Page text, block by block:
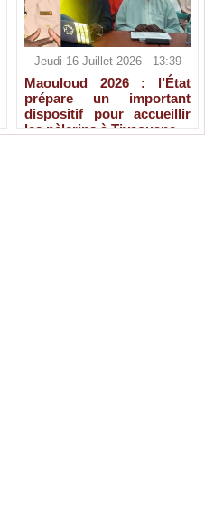
Jeudi 16 Juillet 2026 - 13:39
Maouloud 2026 : l’État
prépare un important
dispositif pour accueillir
les pèlerins à Tivaouane